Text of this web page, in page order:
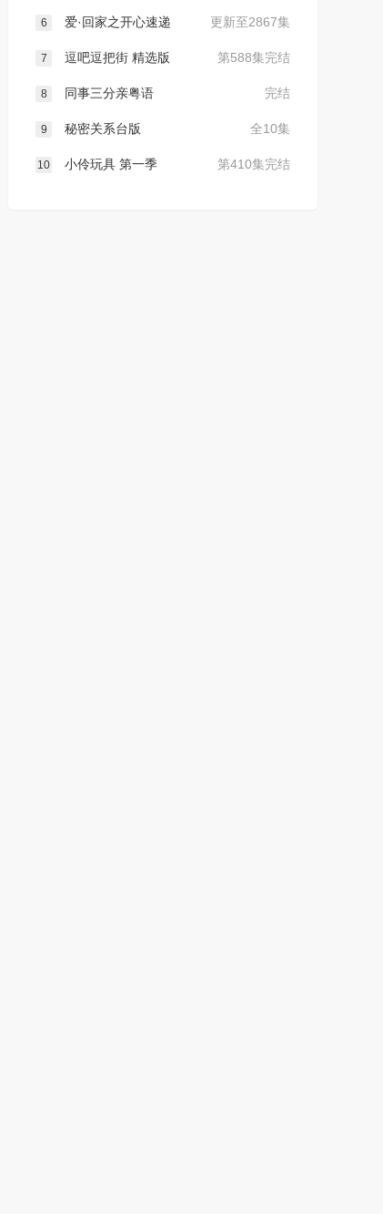
更新至2867集
6 爱·回家之开心速递
第588集完结
7 逗吧逗把街 精选版
完结
8 同事三分亲粤语
全10集
9 秘密关系台版
第410集完结
10 小伶玩具 第一季